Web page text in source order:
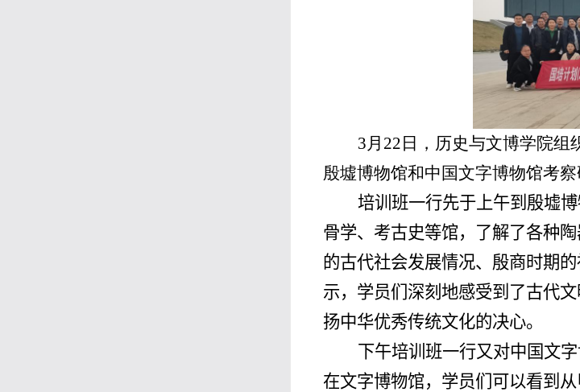
3 月 22 日，历史与文博学院组
殷墟博物馆和中国文字博物馆考察
培训班一行先于上午到殷墟
骨学、考古史等馆，了解了各种
的古代社会发展情况、殷商时期
示，学员们深刻地感受到了古代
扬中华优秀传统文化的决心。
下午培训班一行又对中国文
在文字博物馆，学员们可以看到